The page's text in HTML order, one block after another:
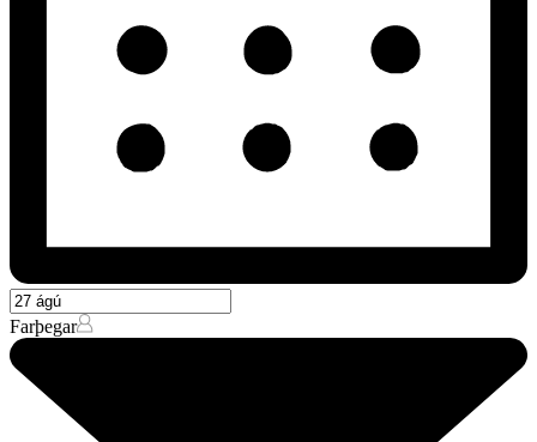
Farþegar